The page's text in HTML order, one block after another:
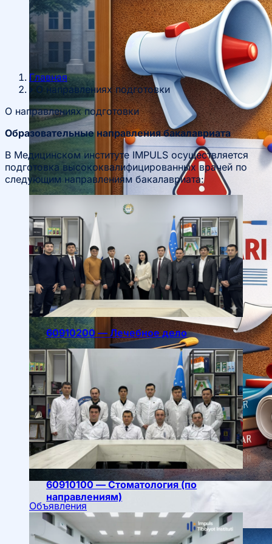
Научные конференции
Студенческое научное общество
Объявления
Главная
О направлениях подготовки
О направлениях подготовки
Образовательные направления бакалавриата
В Медицинском институте IMPULS осуществляется
подготовка высококвалифицированных врачей по
следующим направлениям бакалавриата:
60910200 — Лечебное дело
60910100 — Стоматология (по
направлениям)